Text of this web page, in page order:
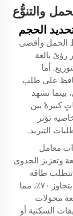
والتنوُّع
الحجم
الحمل وأقصى
رؤىً بالغة
أما
على طلب
بينما تشهد
كبيرةً بين
تؤثر
التبريد.
معامل
وتعزيز الجدوى
تتطلب طاقة
كهربائية بشكلٍ ثابت عادةً بمعامل تحميل يتجاوز ٧٠٪، مما
محولات
السكنية أو